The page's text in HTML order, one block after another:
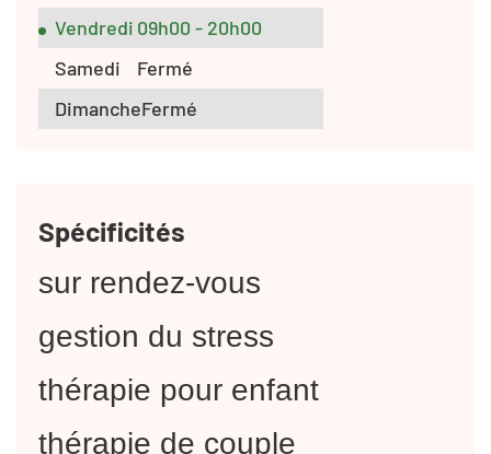
Vendredi 09h00 - 20h00
Samedi
Fermé
DimancheFermé
Spécificités
sur rendez-vous
gestion du stress
thérapie pour enfant
thérapie de couple